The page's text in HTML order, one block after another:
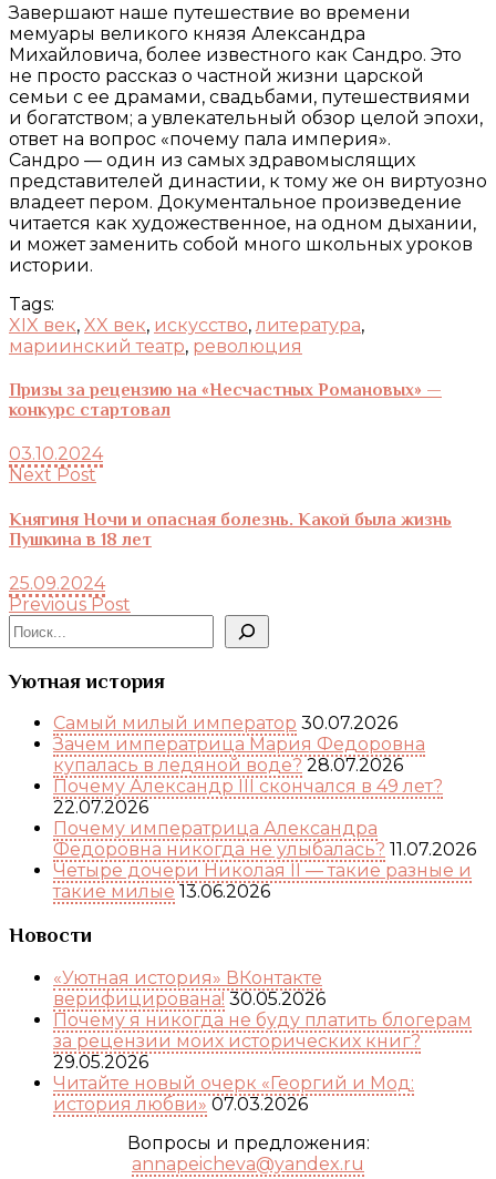
Завершают наше путешествие во времени
мемуары великого князя Александра
Михайловича, более известного как Сандро. Это
не просто рассказ о частной жизни царской
семьи с ее драмами, свадьбами, путешествиями
и богатством; а увлекательный обзор целой эпохи,
ответ на вопрос «почему пала империя».
Сандро — один из самых здравомыслящих
представителей династии, к тому же он виртуозно
владеет пером. Документальное произведение
читается как художественное, на одном дыхании,
и может заменить собой много школьных уроков
истории.
Tags:
XIX век, XX век, искусство,литература,
мариинский театр, революция
Призы за рецензию на «Несчастных Романовых» —
конкурс стартовал
03.10.2024
Next Post
Княгиня Ночи и опасная болезнь. Какой была жизнь
Пушкина в 18 лет
25.09.2024
Previous Post
Поиск
Уютная история
Самый милый император 30.07.2026
Зачем императрица Мария Федоровна
купалась в ледяной воде? 28.07.2026
Почему Александр III скончался в 49 лет?
22.07.2026
Почему императрица Александра
Федоровна никогда не улыбалась? 11.07.2026
Четыре дочери Николая II — такие разные и
такие милые 13.06.2026
Новости
«Уютная история» ВКонтакте
верифицирована! 30.05.2026
Почему я никогда не буду платить блогерам
за рецензии моих исторических книг?
29.05.2026
Читайте новый очерк «Георгий и Мод:
история любви» 07.03.2026
Вопросы и предложения:
annapeicheva@yandex.ru